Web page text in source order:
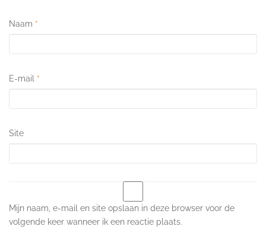
Naam *
E-mail *
Site
Mijn naam, e-mail en site opslaan in deze browser voor de
volgende keer wanneer ik een reactie plaats.